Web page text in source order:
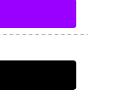
パーメ
ラ』プ
ドスマ
ンパニ
り202
ラモデル予約
ー】より202